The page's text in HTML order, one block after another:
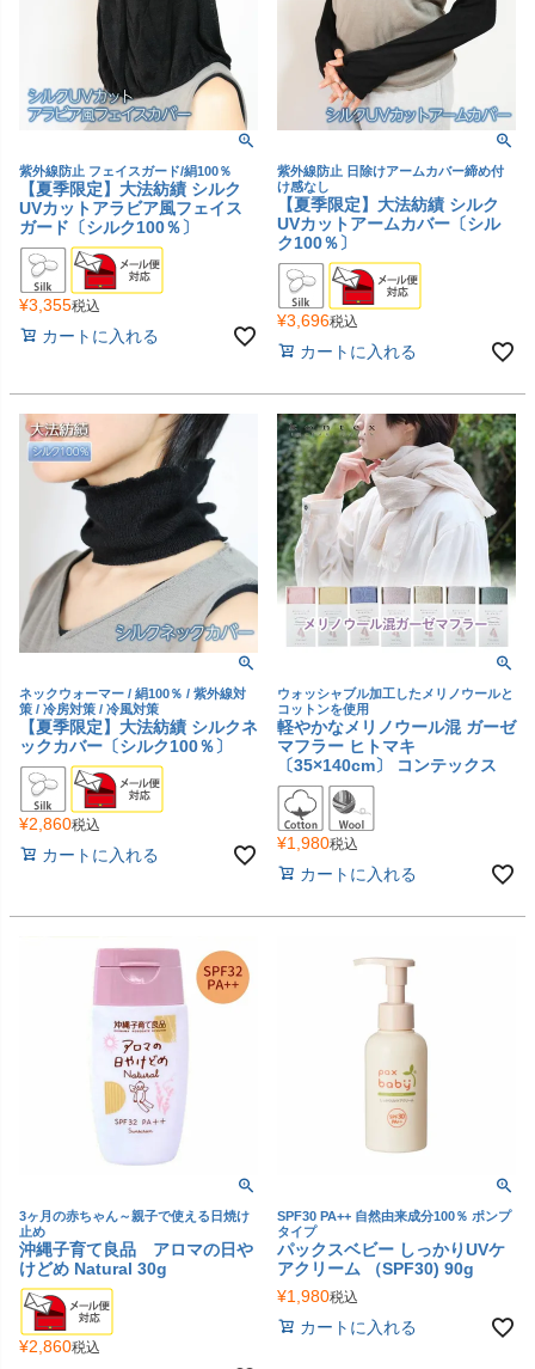
紫外線防止 フェイスガード/絹100％
【夏季限定】大法紡績 シルク
UVカットアラビア風フェイス
ガード〔シルク100％〕
¥3,355税込
カートに入れる
紫外線防止 日除けアームカバー締め付
け感なし
【夏季限定】大法紡績 シルク
UVカットアームカバー〔シル
ク100％〕
¥3,696税込
カートに入れる
ネックウォーマー / 絹100％ / 紫外線対
策 / 冷房対策 / 冷風対策
【夏季限定】大法紡績 シルクネ
ックカバー〔シルク100％〕
¥2,860税込
カートに入れる
ウォッシャブル加工したメリノウールと
コットンを使用
軽やかなメリノウール混 ガーゼ
マフラー ヒトマキ
〔35×140cm〕 コンテックス
¥1,980税込
カートに入れる
3ヶ月の赤ちゃん～親子で使える日焼け
止め
沖縄子育て良品 アロマの日や
けどめ Natural 30g
¥2,860税込
SPF30 PA++ 自然由来成分100％ ポンプ
タイプ
パックスベビー しっかりUVケ
アクリーム （SPF30) 90g
¥1,980税込
カートに入れる